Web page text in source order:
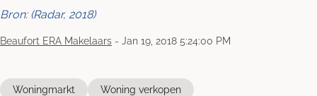
Bron: (Radar, 2018)
Beaufort ERA Makelaars - Jan 19, 2018 5:24:00 PM
Woningmarkt Woning verkopen